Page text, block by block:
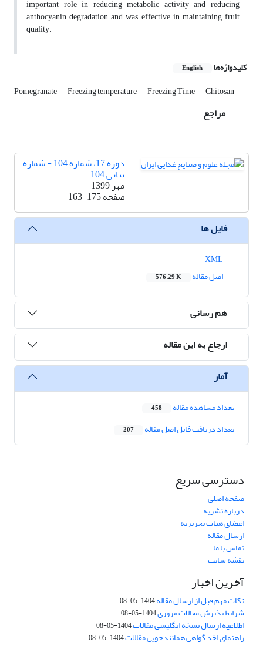
important role in reducing metabolic activity and reducing
anthocyanin degradation and was effective in maintaining fruit
quality.
کلیدواژه‌ها English
Pomegranate Freezing temperature Freezing Time Chitosan
مراجع
دوره 17، شماره 104 - شماره
پیاپی 104
مهر 1399
صفحه163-175
فایل ها
اصل مقاله
576.29 K
هم رسانی
ارجاع به این مقاله
آمار
تعداد مشاهده مقاله 458
تعداد دریافت فایل اصل مقاله 207
دسترسی سریع
صفحه اصلی
درباره نشریه
اعضای هیات تحریریه
ارسال مقاله
تماس با ما
نقشه سایت
آخرین اخبار
نکات مهم قبل از ارسال مقاله1404-05-08
شرایط پذیرش مقالات مروری1404-05-08
اطلاعیه ارسال نسخه انگلیسی مقالات1404-05-08
راهنمای اخذ گواهی همانندجویی مقالات1404-05-08